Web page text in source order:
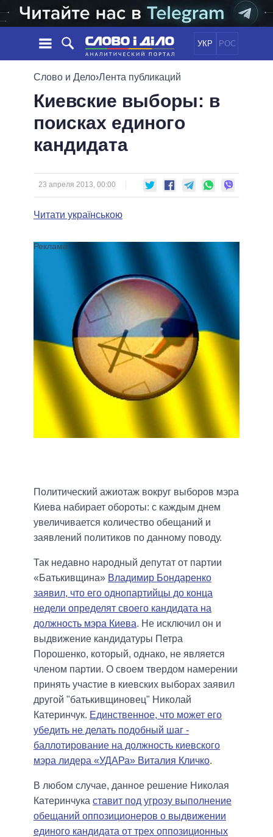
УКР РОС
НОВОСТИ
ЛЕНТА
СОБЫТИЯ
СТАТЬИ
МНЕНИЯ
ОБЗОРЫ
ПОЛИТИКА
ЭКОНОМИКА
ОБЕЩАНИЯ
ПОЛИТИКИ
ВСЕ ПОЛИТИКИ
ПРЕЗИДЕНТ И ОФИС
КАБИНЕТ МИНИСТРОВ
МЭРЫ
ВИДЕО
ПОДДЕРЖАТЬ
Слово и Дело›Лента публикаций
Киевские выборы: в
поисках единого
кандидата
23 апреля 2013, 00:00
Читати українською
Политический ажиотаж вокруг выборов мэра
Киева набирает обороты: с каждым днем ​​
увеличивается количество обещаний и
заявлений политиков по данному поводу.
Так недавно народный депутат от партии
«Батькивщина» Владимир Бондаренко
заявил, что его однопартийцы до конца
недели определят своего кандидата на
должность мэра Киева. Не исключил он и
выдвижение кандидатуры Петра
Порошенко, который, однако, не является
членом партии. О своем твердом намерении
принять участие в киевских выборах заявил
другой "батькивщиновец" Николай
Катеринчук. Единственное, что может его
убедить не делать подобный шаг -
баллотирование на должность киевского
мэра лидера «УДАРа» Виталия Кличко.
В любом случае, данное решение Николая
Катеринчука ставит под угрозу выполнение
обещаний оппозиционеров о выдвижении
единого кандидата от трех оппозиционных